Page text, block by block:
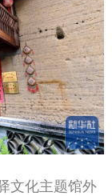
文化主题馆外